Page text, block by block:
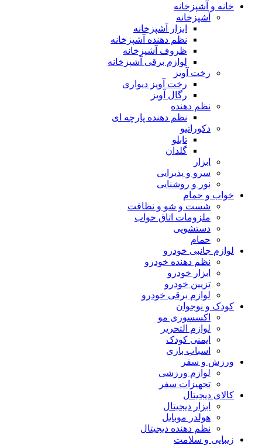
خانه و آشپزخانه
آشپزخانه
ابزار آشپزخانه
نظم دهنده آشپزخانه
ظروف آشپزخانه
لوازم برقی آشپزخانه
رخت آویز
رخت آویز دیواری
رگال آویز
نظم دهنده
نظم دهنده پارچه ای
دکوراتیو
تابلو
گلدان
ابزار
سرو و پذیرایی
نور و روشنایی
خواب و حمام
شست و شو و نظافت
ملزومات اتاق خواب
دستشویی
حمام
لوازم جانبی خودرو
نظم دهنده خودرو
ابزار خودرو
تزیین خودرو
لوازم برقی خودرو
کودک و نوجوان
اکسسوری مو
لوازم التحریر
ایمنی کودک
اسباب بازی
ورزش و سفر
لوازم ورزشی
تجهیزات سفر
کالای دیجیتال
ابزار دیجیتال
هولدر موبایل
نظم دهنده دیجیتال
زیبایی و سلامت